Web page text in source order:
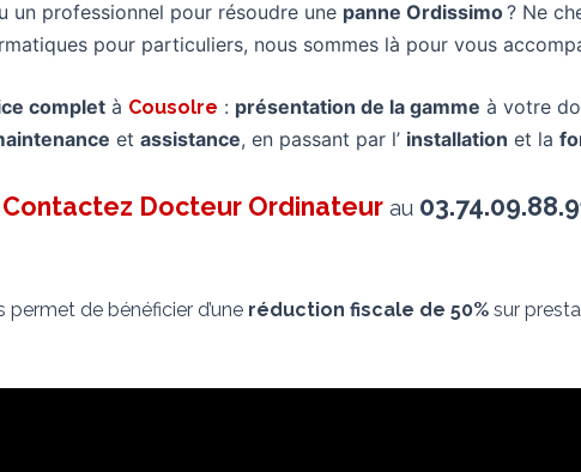
un professionnel pour résoudre une panne Ordissimo? Ne
pour particuliers, nous sommes là pour vous
complet à Cousolre : présentation de la gamme à votre
et assistance, en passant par l’ installation et la
Contactez Docteur Ordinateur au
permet de bénéficier d’une réduction fiscale de 50% sur